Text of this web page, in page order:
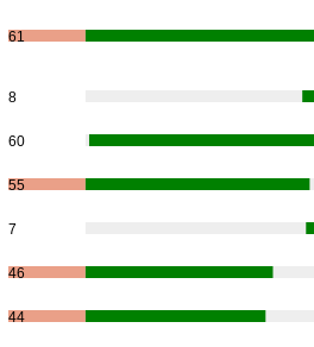
61
8
60
55
7
46
44